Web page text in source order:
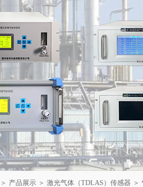
＞ 产品展示 ＞ 激光气体（TDLAS）传感器 ＞